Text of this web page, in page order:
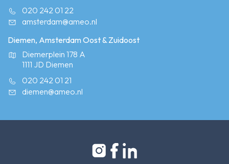
020 242 01 22
amsterdam@ameo.nl
Diemen, Amsterdam Oost & Zuidoost
Diemerplein 178 A
1111 JD Diemen
020 242 01 21
diemen@ameo.nl